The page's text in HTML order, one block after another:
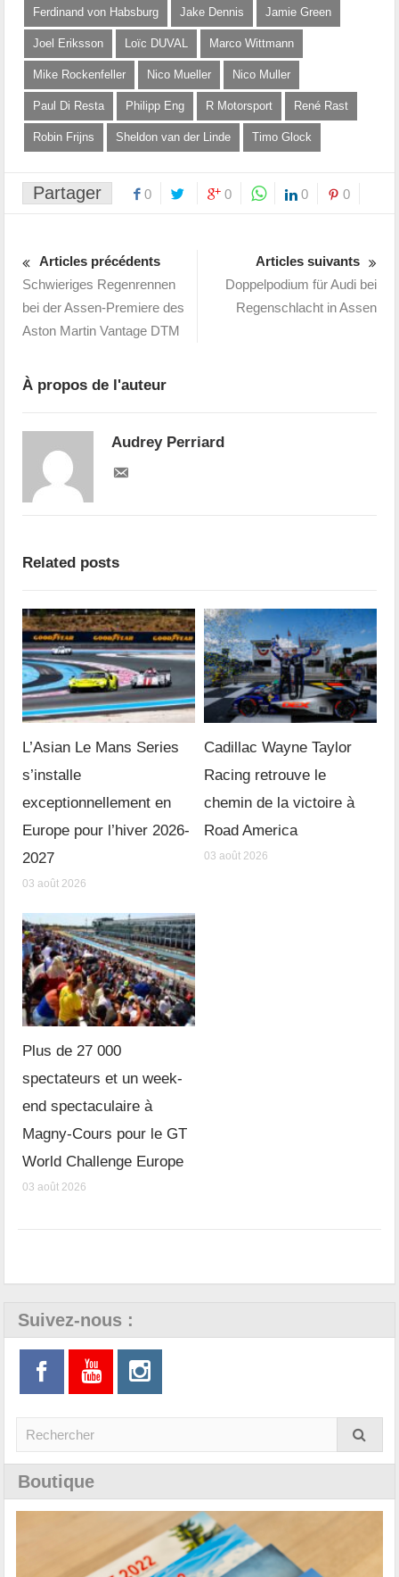
Ferdinand von Habsburg Jake Dennis Jamie Green
Joel Eriksson Loïc DUVAL Marco Wittmann
Mike Rockenfeller Nico Mueller Nico Muller
Paul Di Resta Philipp Eng R Motorsport René Rast
Robin Frijns Sheldon van der Linde Timo Glock
Partager 0 0 0 0
Articles précédents
Schwieriges Regenrennen
bei der Assen-Premiere des
Aston Martin Vantage DTM
Articles suivants
Doppelpodium für Audi bei
Regenschlacht in Assen
À propos de l'auteur
Audrey Perriard
Related posts
L’Asian Le Mans Series
s’installe
exceptionnellement en
Europe pour l’hiver 2026-
2027
03 août 2026
Cadillac Wayne Taylor
Racing retrouve le
chemin de la victoire à
Road America
03 août 2026
Plus de 27 000
spectateurs et un week-
end spectaculaire à
Magny-Cours pour le GT
World Challenge Europe
03 août 2026
Suivez-nous :
Boutique